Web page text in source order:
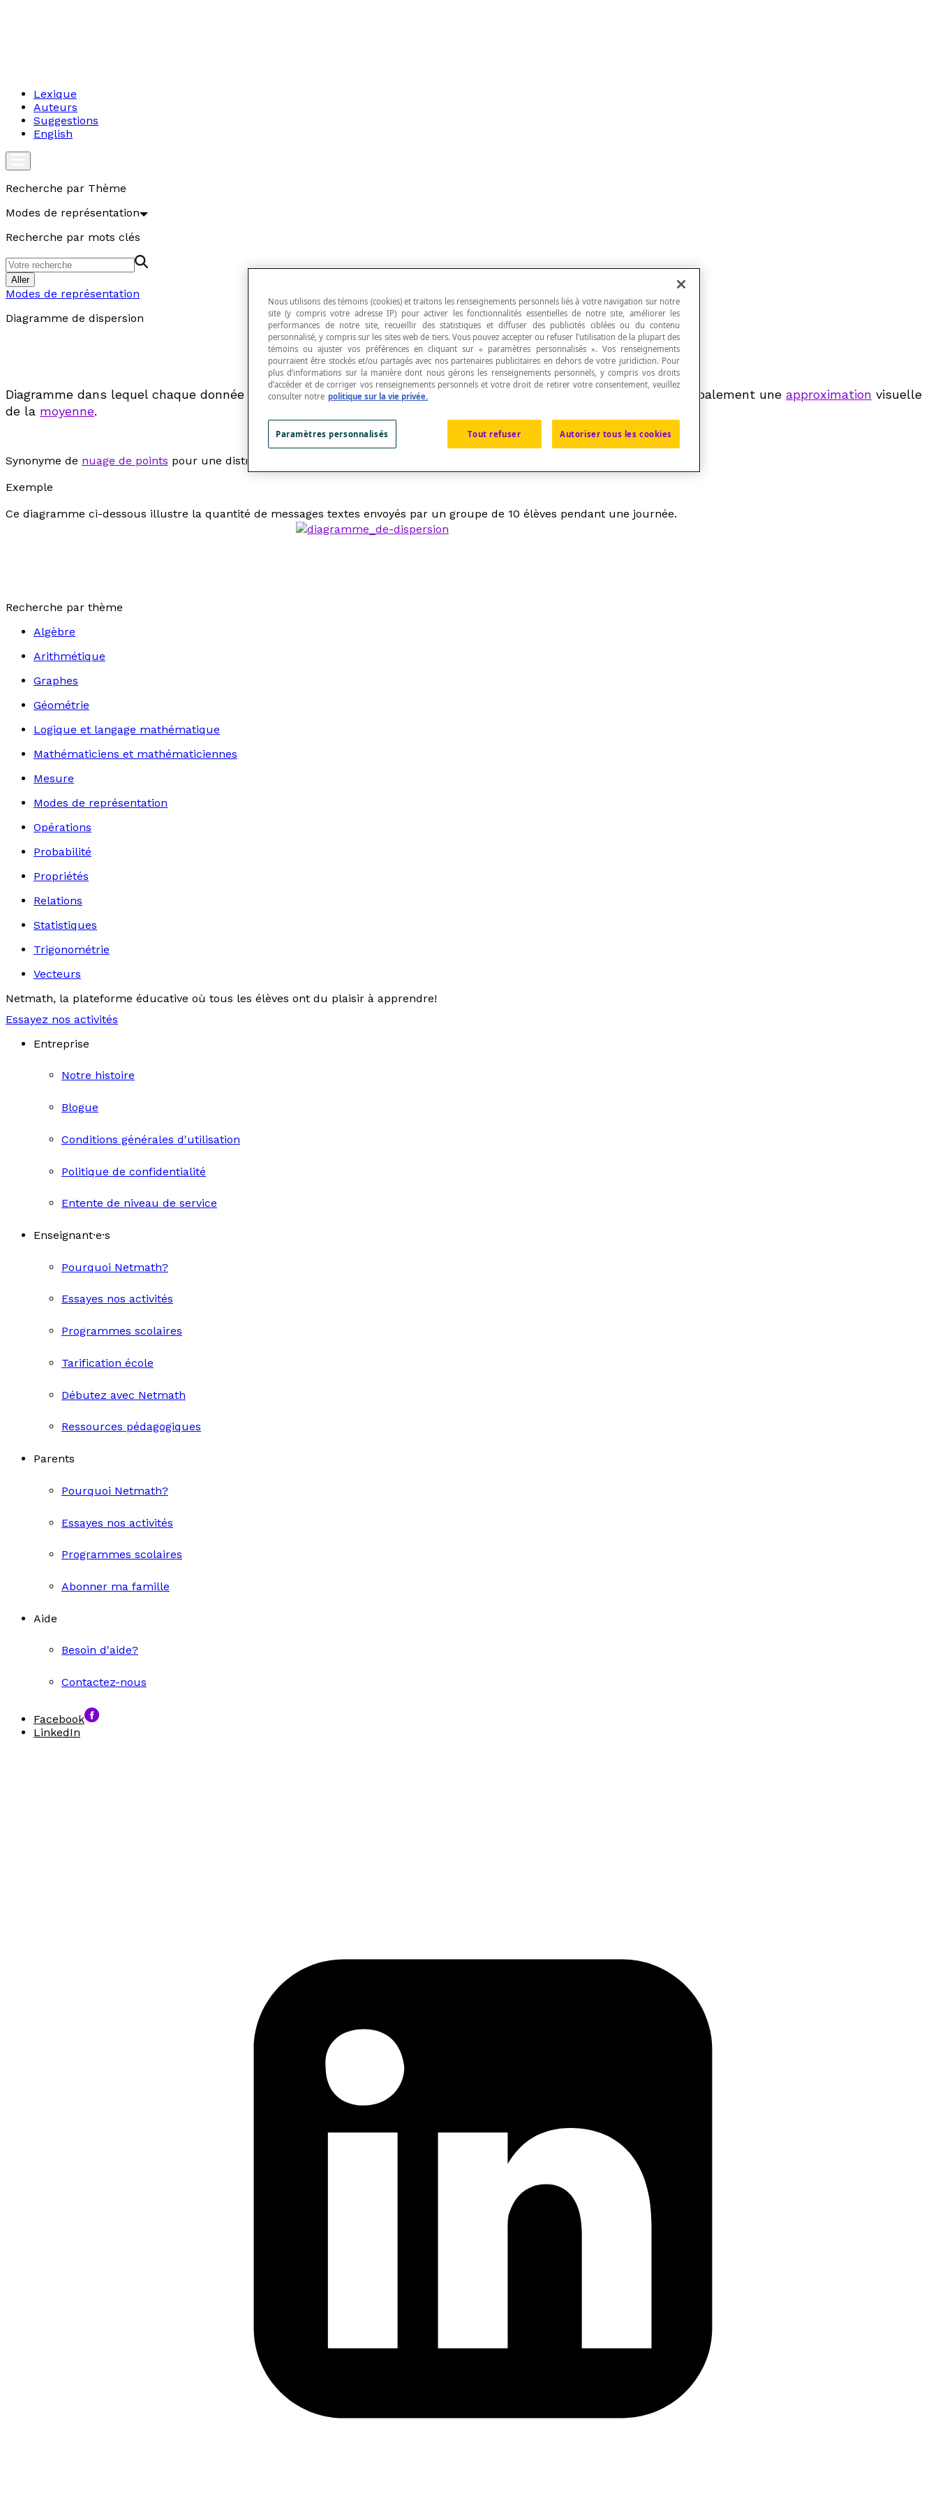
Lexique
Auteurs
Suggestions
English
Recherche par Thème
Modes de représentation
Recherche par mots clés
Aller
Modes de représentation
Diagramme de dispersion
Diagramme dans lequel chaque donnée d'unedistributionest représentée par un point afin de faire apparaitre globalement une approximation visuelle
de la moyenne.
Synonyme de nuage de points pour une distribution de données à un caractère.
Exemple
Ce diagramme ci-dessous illustre la quantité de messages textes envoyés par un groupe de 10 élèves pendant une journée.
Recherche par thème
Algèbre
Arithmétique
Graphes
Géométrie
Logique et langage mathématique
Mathématiciens et mathématiciennes
Mesure
Modes de représentation
Opérations
Probabilité
Propriétés
Relations
Statistiques
Trigonométrie
Vecteurs
Netmath, la plateforme éducative où tous les élèves ont du plaisir à apprendre!
Essayez nos activités
Entreprise
Notre histoire
Blogue
Conditions générales d'utilisation
Politique de confidentialité
Entente de niveau de service
Enseignant·e·s
Pourquoi Netmath?
Essayes nos activités
Programmes scolaires
Tarification école
Débutez avec Netmath
Ressources pédagogiques
Parents
Pourquoi Netmath?
Essayes nos activités
Programmes scolaires
Abonner ma famille
Aide
Besoin d'aide?
Contactez-nous
Facebook
LinkedIn
Nous utilisons des témoins (cookies) et traitons les renseignements personnels liés à votre navigation sur notre
site (y compris votre adresse IP) pour activer les fonctionnalités essentielles de notre site, améliorer les
performances de notre site, recueillir des statistiques et diffuser des publicités ciblées ou du contenu
personnalisé, y compris sur les sites web de tiers. Vous pouvez accepter ou refuser l’utilisation de la plupart des
témoins ou ajuster vos préférences en cliquant sur « paramètres personnalisés ». Vos renseignements
pourraient être stockés et/ou partagés avec nos partenaires publicitaires en dehors de votre juridiction. Pour
plus d’informations sur la manière dont nous gérons les renseignements personnels, y compris vos droits
d’accéder et de corriger vos renseignements personnels et votre droit de retirer votre consentement, veuillez
consulter notre politique sur la vie privée.
Tout refuser Autoriser tous les cookies
Paramètres personnalisés